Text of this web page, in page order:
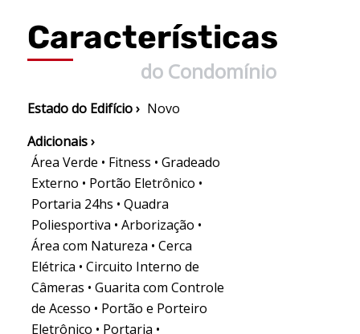
Características
do Condomínio
Estado do Edifício › Novo
Adicionais ›
Área Verde • Fitness • Gradeado
Externo • Portão Eletrônico •
Portaria 24hs • Quadra
Poliesportiva • Arborização •
Área com Natureza • Cerca
Elétrica • Circuito Interno de
Câmeras • Guarita com Controle
de Acesso • Portão e Porteiro
Eletrônico • Portaria •